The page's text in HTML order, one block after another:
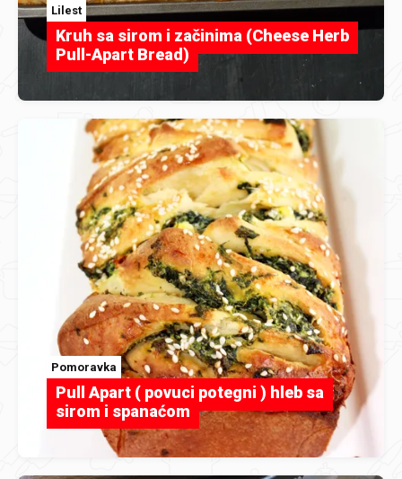
Lilest
Kruh sa sirom i začinima (Cheese Herb
Pull-Apart Bread)
Pomoravka
Pull Apart ( povuci potegni ) hleb sa
sirom i spanaćom